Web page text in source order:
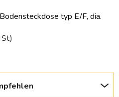
typ E/F, dia.